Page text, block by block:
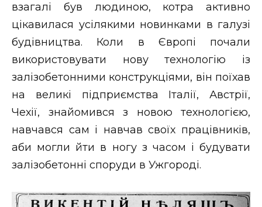
взагалі був людиною, котра активно
цікавилася усілякими новинками в галузі
будівництва. Коли в Європі почали
використовувати нову технологію із
залізобетонними конструкціями, він поїхав
на великі підприємства Італії, Австрії,
Чехії, знайомився з новою технологією,
навчався сам і навчав своїх працівників,
аби могли йти в ногу з часом і будувати
залізобетонні споруди в Ужгороді.